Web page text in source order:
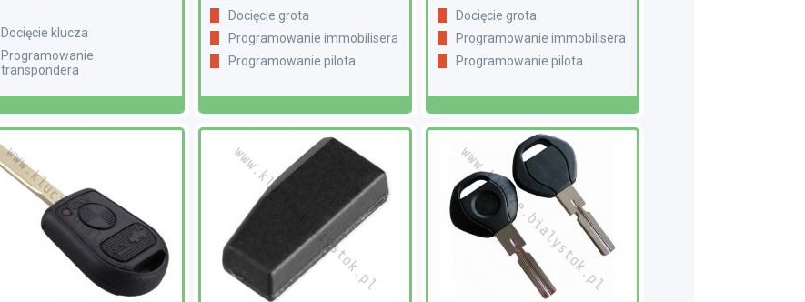
docięcie klucza
programowanie
transpondera
Docięcie grota
Programowanie immobilisera
Programowanie pilota
Docięcie grota
Programowanie immobilisera
Programowanie pilota